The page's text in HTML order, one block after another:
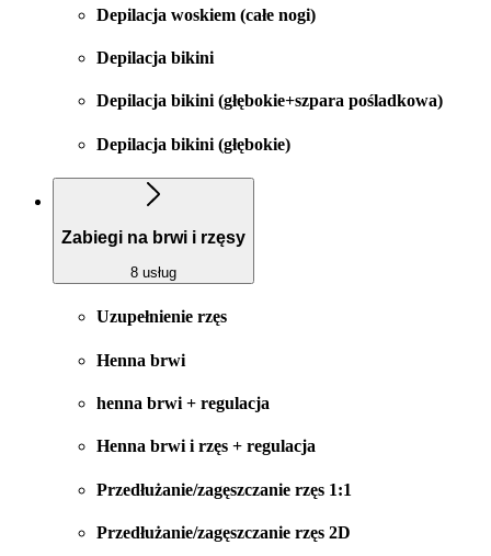
Depilacja woskiem (całe nogi)
Depilacja bikini
Depilacja bikini (głębokie+szpara pośladkowa)
Depilacja bikini (głębokie)
Zabiegi na brwi i rzęsy
8 usług
Uzupełnienie rzęs
Henna brwi
henna brwi + regulacja
Henna brwi i rzęs + regulacja
Przedłużanie/zagęszczanie rzęs 1:1
Przedłużanie/zagęszczanie rzęs 2D